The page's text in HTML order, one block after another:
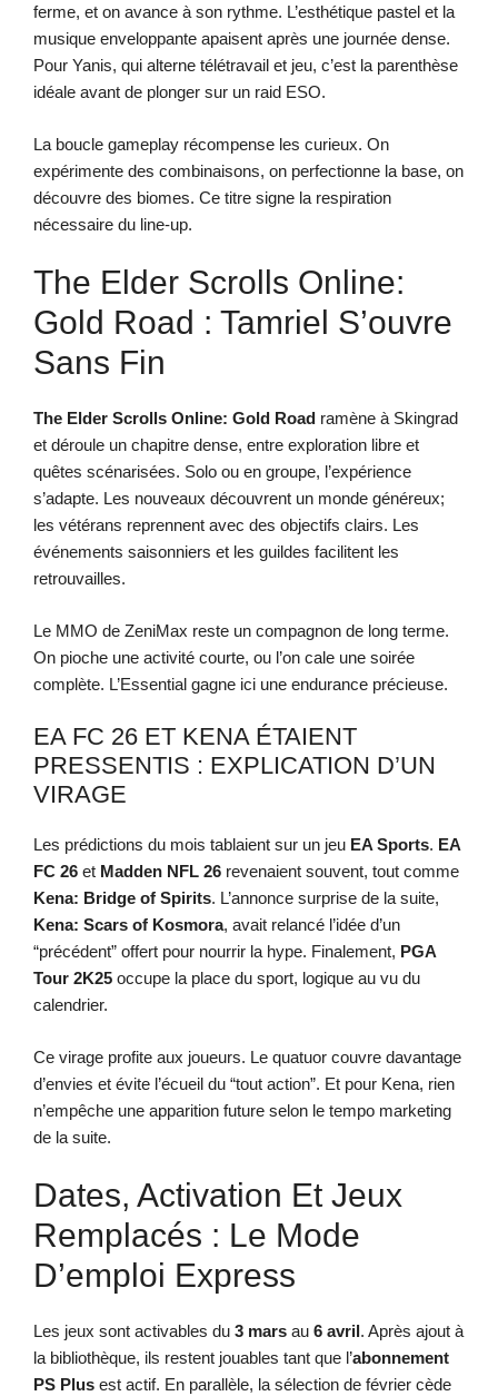
ferme, et on avance à son rythme. L’esthétique pastel et la
musique enveloppante apaisent après une journée dense.
Pour Yanis, qui alterne télétravail et jeu, c’est la parenthèse
idéale avant de plonger sur un raid ESO.
La boucle gameplay récompense les curieux. On
expérimente des combinaisons, on perfectionne la base, on
découvre des biomes. Ce titre signe la respiration
nécessaire du line-up.
The Elder Scrolls Online:
Gold Road : Tamriel S’ouvre
Sans Fin
The Elder Scrolls Online: Gold Road ramène à Skingrad
et déroule un chapitre dense, entre exploration libre et
quêtes scénarisées. Solo ou en groupe, l’expérience
s’adapte. Les nouveaux découvrent un monde généreux;
les vétérans reprennent avec des objectifs clairs. Les
événements saisonniers et les guildes facilitent les
retrouvailles.
Le MMO de ZeniMax reste un compagnon de long terme.
On pioche une activité courte, ou l’on cale une soirée
complète. L’Essential gagne ici une endurance précieuse.
EA FC 26 ET KENA ÉTAIENT
PRESSENTIS : EXPLICATION D’UN
VIRAGE
Les prédictions du mois tablaient sur un jeu EA Sports. EA
FC 26 et Madden NFL 26 revenaient souvent, tout comme
Kena: Bridge of Spirits. L’annonce surprise de la suite,
Kena: Scars of Kosmora, avait relancé l’idée d’un
“précédent” offert pour nourrir la hype. Finalement, PGA
Tour 2K25 occupe la place du sport, logique au vu du
calendrier.
Ce virage profite aux joueurs. Le quatuor couvre davantage
d’envies et évite l’écueil du “tout action”. Et pour Kena, rien
n’empêche une apparition future selon le tempo marketing
de la suite.
Dates, Activation Et Jeux
Remplacés : Le Mode
D’emploi Express
Les jeux sont activables du 3 mars au 6 avril. Après ajout à
la bibliothèque, ils restent jouables tant que l’abonnement
PS Plus est actif. En parallèle, la sélection de février cède